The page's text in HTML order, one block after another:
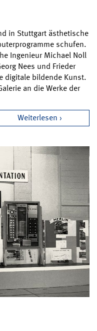
in Stuttgart ästhetische
schufen.
Ingenieur Michael Noll
Nees und Frieder
digitale bildende Kunst.
an die Werke der
Weiterlesen